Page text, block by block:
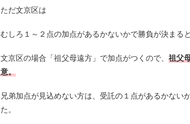
ただ文京区は
むしろ１～２点の加点があるかないかで勝負が決まる
文京区の場合「祖父母遠方」で加点がつくので、 祖父
意。
兄弟加点が見込めない方は、受託の１点があるかない
た。